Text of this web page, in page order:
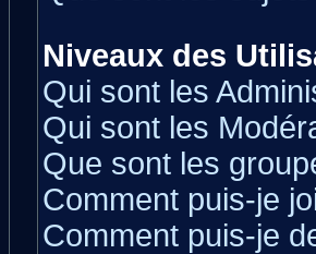
Niveaux des
Qui sont les
Qui sont les
Que sont les
Comment puis-je
Comment puis-je